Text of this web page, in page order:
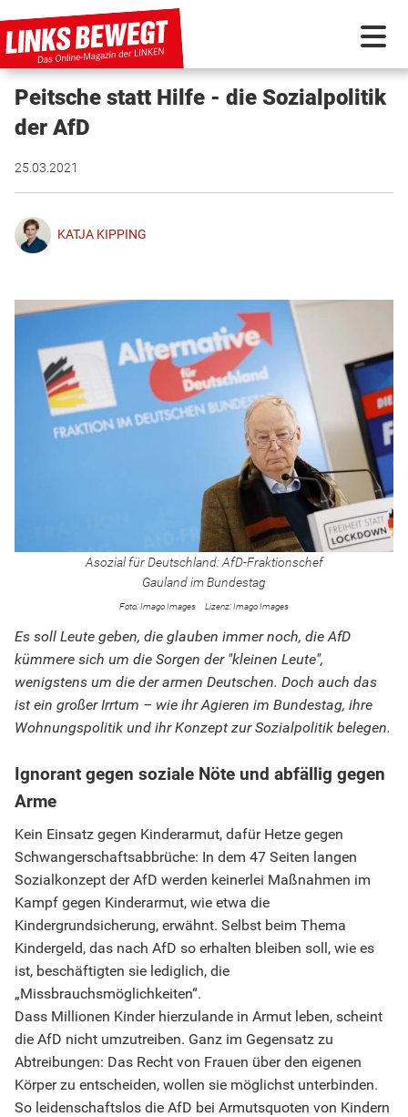
PARTEI IN BEWEGUNG
KUNSTSTOFF
INTERNATIONAL
Peitsche statt Hilfe - die Sozialpolitik
der AfD
25.03.2021
KATJA KIPPING
Asozial für Deutschland: AfD-Fraktionschef
Gauland im Bundestag
Imago Images Imago Images
Es soll Leute geben, die glauben immer noch, die AfD
kümmere sich um die Sorgen der "kleinen Leute",
wenigstens um die der armen Deutschen. Doch auch das
ist ein großer Irrtum – wie ihr Agieren im Bundestag, ihre
Wohnungspolitik und ihr Konzept zur Sozialpolitik belegen.
Ignorant gegen soziale Nöte und abfällig gegen
Arme
Kein Einsatz gegen Kinderarmut, dafür Hetze gegen
Schwangerschaftsabbrüche: In dem 47 Seiten langen
Sozialkonzept der AfD werden keinerlei Maßnahmen im
Kampf gegen Kinderarmut, wie etwa die
Kindergrundsicherung, erwähnt. Selbst beim Thema
Kindergeld, das nach AfD so erhalten bleiben soll, wie es
ist, beschäftigten sie lediglich, die
„Missbrauchsmöglichkeiten“.
Dass Millionen Kinder hierzulande in Armut leben, scheint
die AfD nicht umzutreiben. Ganz im Gegensatz zu
Abtreibungen: Das Recht von Frauen über den eigenen
Körper zu entscheiden, wollen sie möglichst unterbinden.
So leidenschaftslos die AfD bei Armutsquoten von Kindern